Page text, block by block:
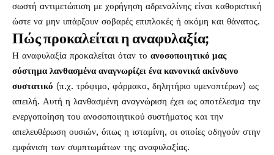
σωστή αντιμετώπιση με χορήγηση αδρεναλίνης είναι καθοριστική
ώστε να μην υπάρξουν σοβαρές επιπλοκές ή ακόμη και θάνατος.
Πώς προκαλείται η αναφυλαξία;
Η αναφυλαξία προκαλείται όταν το ανοσοποιητικό μας
σύστημα λανθασμένα αναγνωρίζει ένα κανονικά ακίνδυνο
συστατικό (π.χ. τρόφιμο, φάρμακο, δηλητήριο υμενοπτέρων) ως
απειλή. Αυτή η λανθασμένη αναγνώριση έχει ως αποτέλεσμα την
ενεργοποίηση του ανοσοποιητικού συστήματος και την
απελευθέρωση ουσιών, όπως η ισταμίνη, οι οποίες οδηγούν στην
εμφάνιση των συμπτωμάτων της αναφυλαξίας.